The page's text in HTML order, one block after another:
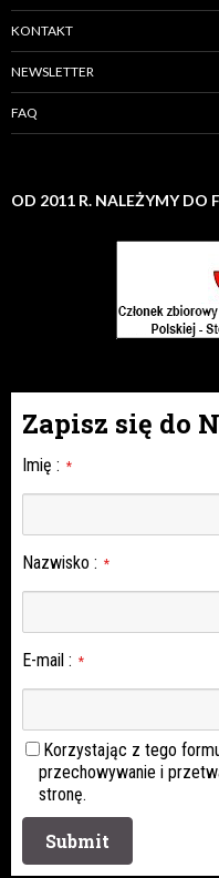
KONTAKT
NEWSLETTER
FAQ
OD 2011 R. NALEŻYMY DO
Zapisz się do
Imię : *
Nazwisko : *
E-mail : *
Korzystając z tego
przechowywanie i
stronę.